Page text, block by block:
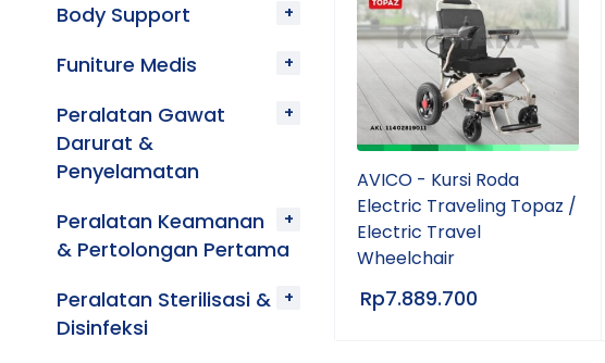
Body Support
Funiture Medis
Peralatan Gawat
Darurat &
Penyelamatan
Peralatan Keamanan
& Pertolongan Pertama
Peralatan Sterilisasi &
Disinfeksi
AVICO - Kursi Roda
Electric Traveling Topaz /
Electric Travel
Wheelchair
Rp7.889.700